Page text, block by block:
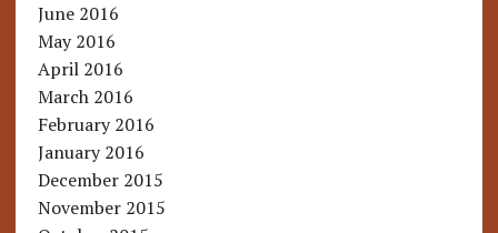
June 2016
May 2016
April 2016
March 2016
February 2016
January 2016
December 2015
November 2015